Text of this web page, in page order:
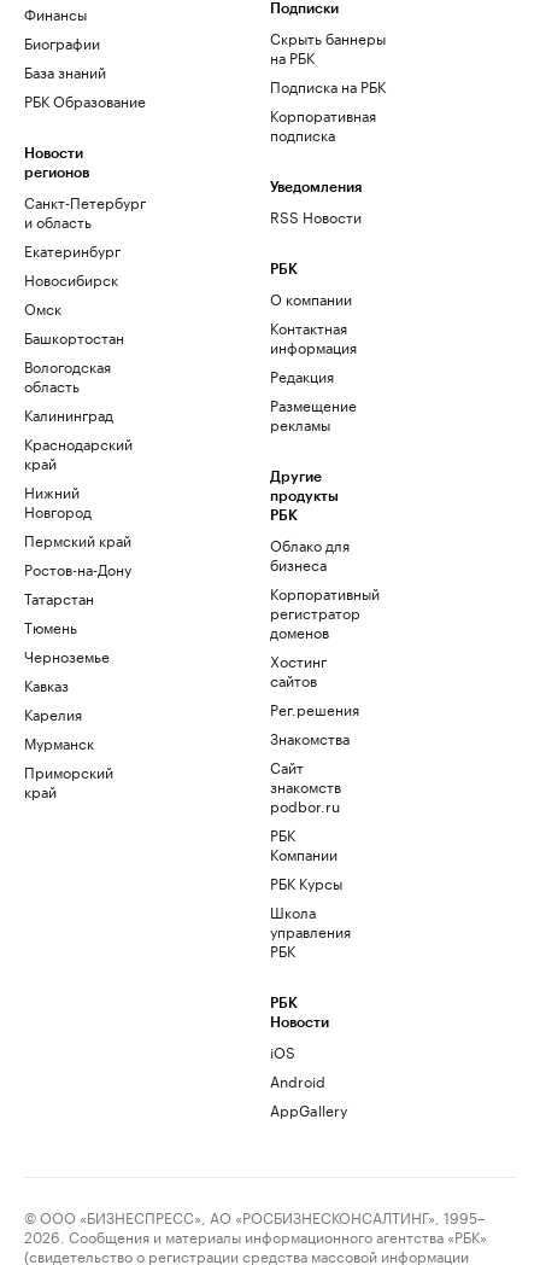
Финансы
Биографии
База знаний
РБК Образование
Новости
регионов
Санкт-Петербург
и область
Екатеринбург
Новосибирск
Омск
Башкортостан
Вологодская
область
Калининград
Краснодарский
край
Нижний
Новгород
Пермский край
Ростов-на-Дону
Татарстан
Тюмень
Черноземье
Кавказ
Карелия
Мурманск
Приморский
край
Подписки
Скрыть баннеры
на РБК
Подписка на РБК
Корпоративная
подписка
Уведомления
RSS Новости
РБК
О компании
Контактная
информация
Редакция
Размещение
рекламы
Другие
продукты
РБК
Облако для
бизнеса
Корпоративный
регистратор
доменов
Хостинг
сайтов
Рег.решения
Знакомства
Сайт
знакомств
podbor.ru
РБК
Компании
РБК Курсы
Школа
управления
РБК
РБК
Новости
iOS
Android
AppGallery
© ООО «БИЗНЕСПРЕСС», АО «РОСБИЗНЕСКОНСАЛТИНГ», 1995–
2026. Сообщения и материалы информационного агентства «РБК»
(свидетельство о регистрации средства массовой информации